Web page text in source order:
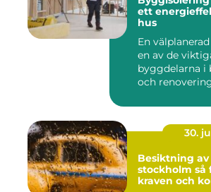
ett
hus
En
en av de
byggdelarna i
och
30.
Besiktning
stockholm så fungerar
kraven och